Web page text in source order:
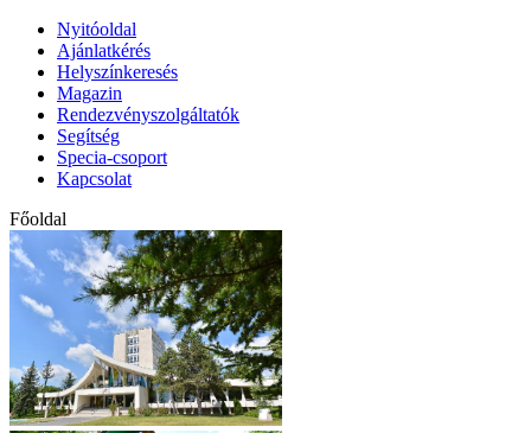
Nyitóoldal
Ajánlatkérés
Helyszínkeresés
Magazin
Rendezvényszolgáltatók
Segítség
Specia-csoport
Kapcsolat
Főoldal